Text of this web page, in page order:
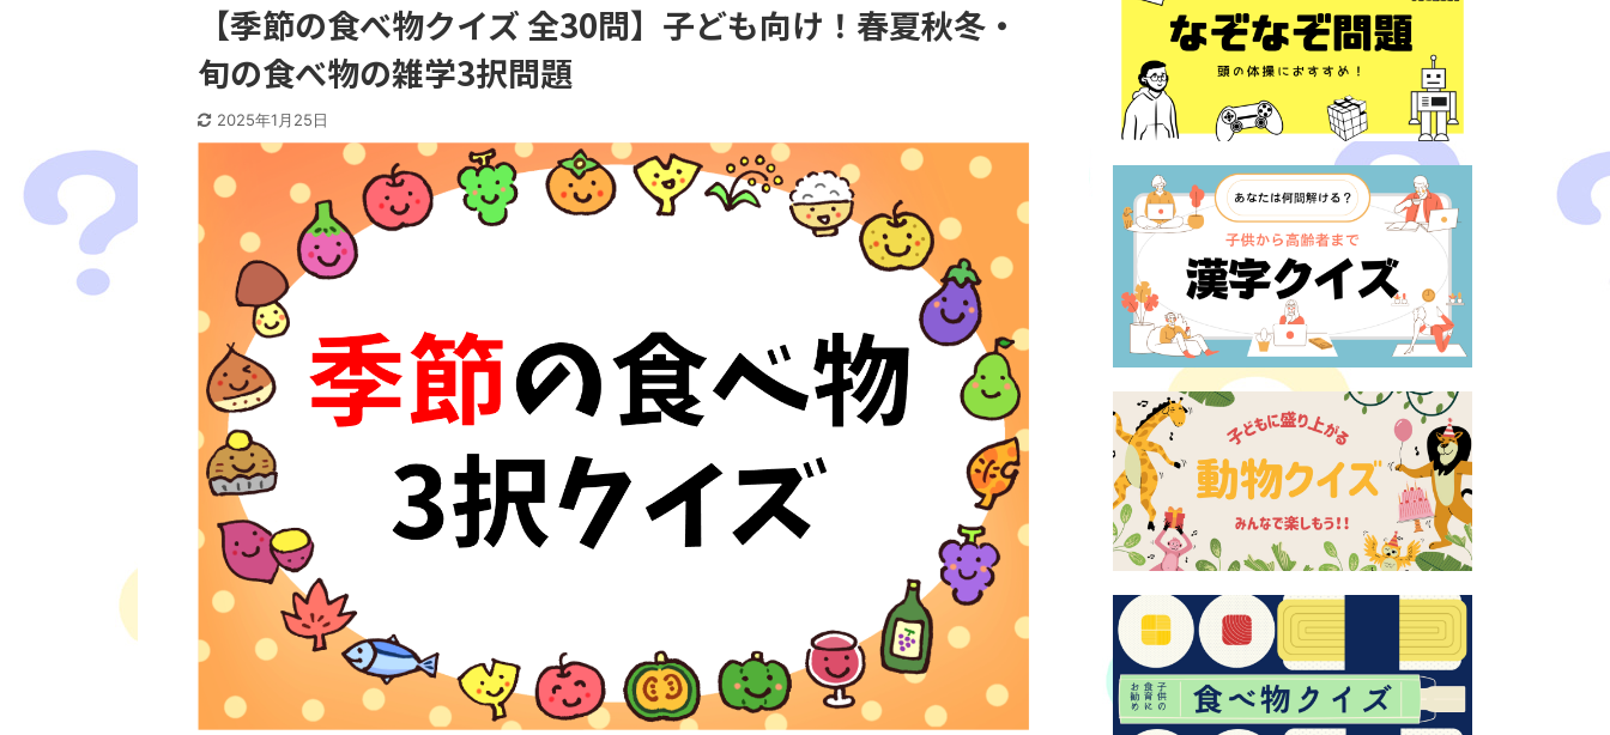
【季節の食べ物クイズ 全30問】子ども向け！春夏秋冬・
旬の食べ物の雑学3択問題
2025年1月25日